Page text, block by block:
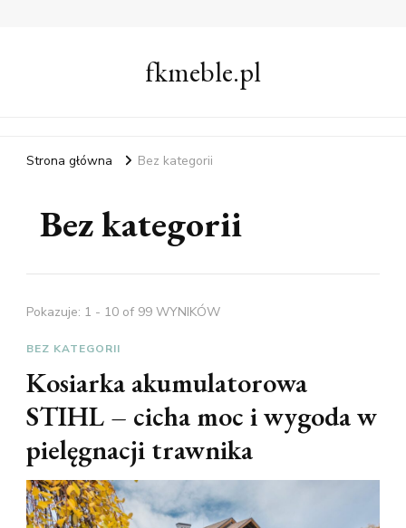
fkmeble.pl
Strona główna Bez kategorii
Bez kategorii
Pokazuje: 1 - 10 of 99 WYNIKÓW
BEZ KATEGORII
Kosiarka akumulatorowa
STIHL – cicha moc i wygoda w
pielęgnacji trawnika